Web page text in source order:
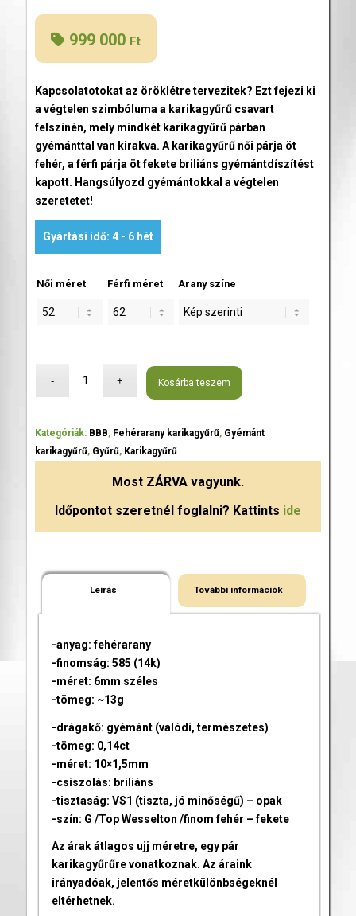
999 000 Ft
Kapcsolatotokat az öröklétre tervezitek? Ezt fejezi ki
a végtelen szimbóluma a karikagyűrű csavart
felszínén, mely mindkét karikagyűrű párban
gyémánttal van kirakva. A karikagyűrű női párja öt
fehér, a férfi párja öt fekete briliáns gyémántdíszítést
kapott. Hangsúlyozd gyémántokkal a végtelen
szeretetet!
Gyártási idő: 4 - 6 hét
Női méret Férfi méret Arany színe
Kosárba teszem
Kategóriák: BBB, Fehérarany karikagyűrű, Gyémánt
karikagyűrű, Gyűrű, Karikagyűrű
Most ZÁRVAvagyunk.
Időpontot szeretnél foglalni? Kattints ide
Leírás További információk
-anyag: fehérarany
-finomság: 585 (14k)
-méret: 6mm széles
-tömeg: ~13g
-drágakő: gyémánt (valódi, természetes)
-tömeg: 0,14ct
-méret: 10×1,5mm
-csiszolás: briliáns
-tisztaság: VS1 (tiszta, jó minőségű) – opak
-szín: G /Top Wesselton /finom fehér – fekete
Az árak átlagos ujj méretre, egy pár
karikagyűrűre vonatkoznak. Az áraink
irányadóak, jelentős méretkülönbségeknél
eltérhetnek.